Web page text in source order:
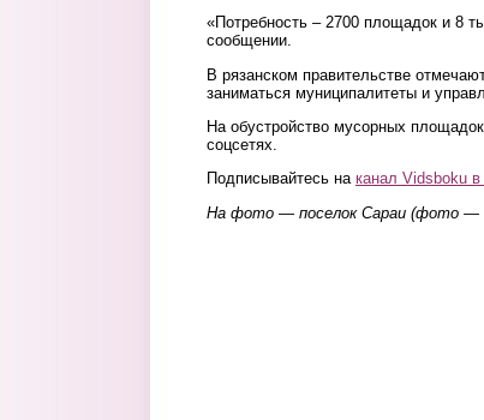
«Потребность – 2700 площадок и 8
сообщении.
В рязанском правительстве
заниматься муниципалитеты и
На обустройство мусорных
соцсетях.
Подписывайтесь на канал Vidsboku в
На фото — поселок Сараи (фото —